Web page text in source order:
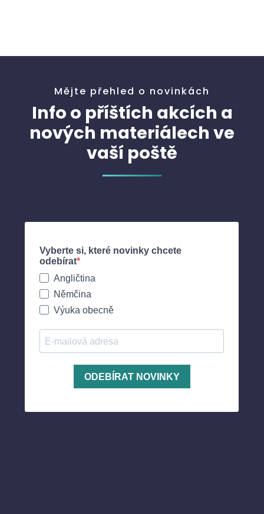
Mějte přehled o novinkách
Info o příštích akcích a
nových materiálech ve
vaší poště